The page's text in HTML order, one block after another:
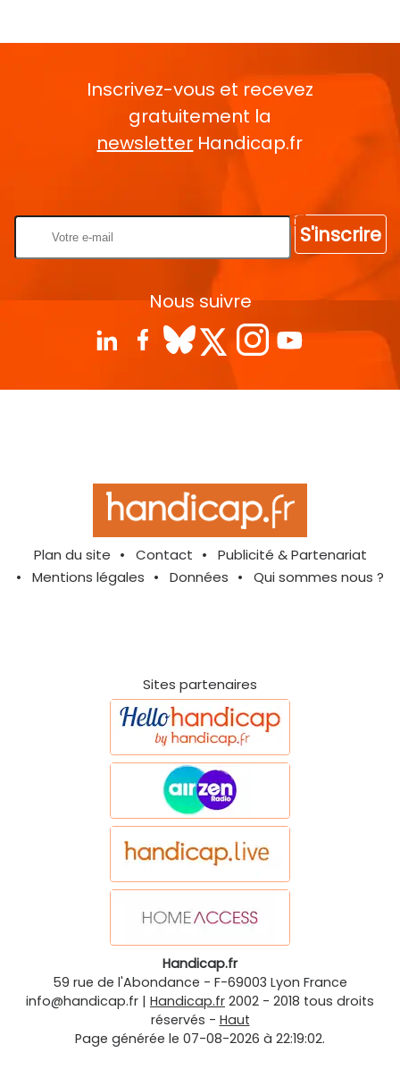
Inscrivez-vous et recevez
gratuitement la
newsletter Handicap.fr
S'inscrire
Nous suivre
Plan du site Contact
Publicité & Partenariat
Mentions légales
Données Qui sommes nous ?
Sites partenaires
Handicap.fr
59 rue de l'Abondance - F-69003 Lyon France
info@handicap.fr | Handicap.fr 2002 - 2018 tous droits
réservés - Haut
Page générée le 07-08-2026 à 22:19:02.